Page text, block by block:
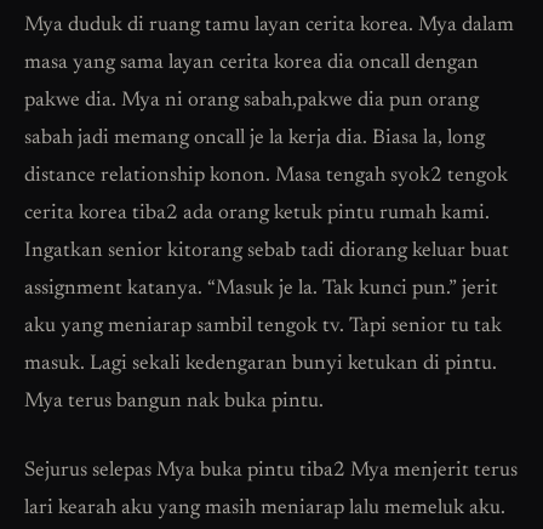
Mya duduk di ruang tamu layan cerita korea. Mya dalam
masa yang sama layan cerita korea dia oncall dengan
pakwe dia. Mya ni orang sabah,pakwe dia pun orang
sabah jadi memang oncall je la kerja dia. Biasa la, long
distance relationship konon. Masa tengah syok2 tengok
cerita korea tiba2 ada orang ketuk pintu rumah kami.
Ingatkan senior kitorang sebab tadi diorang keluar buat
assignment katanya. “Masuk je la. Tak kunci pun.” jerit
aku yang meniarap sambil tengok tv. Tapi senior tu tak
masuk. Lagi sekali kedengaran bunyi ketukan di pintu.
Mya terus bangun nak buka pintu.
Sejurus selepas Mya buka pintu tiba2 Mya menjerit terus
lari kearah aku yang masih meniarap lalu memeluk aku.